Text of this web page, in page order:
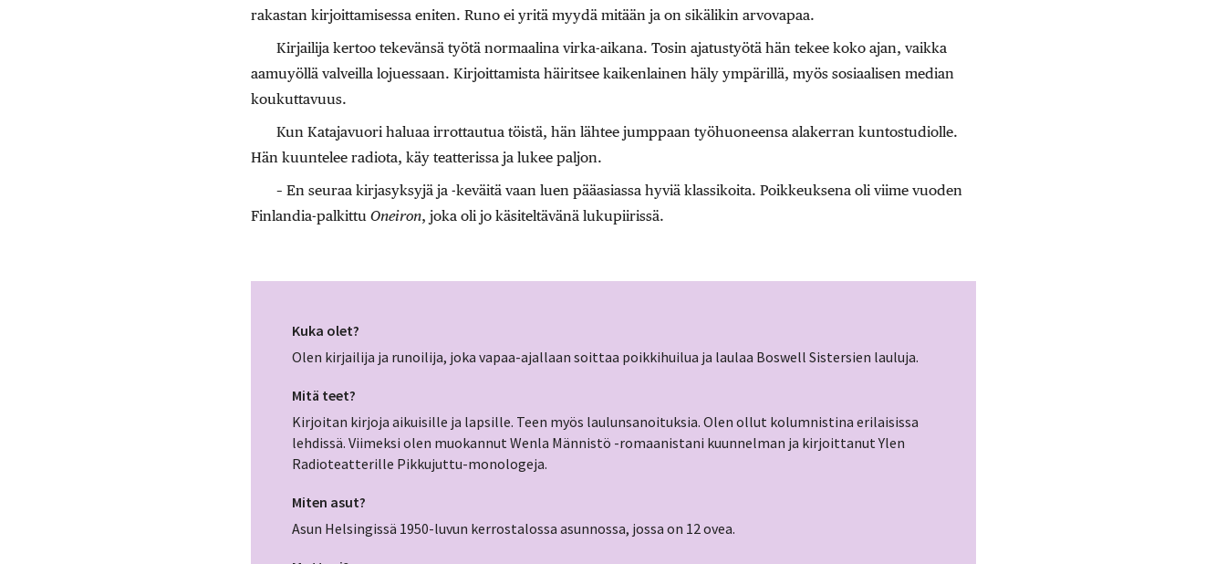
rakastan kirjoittamisessa eniten. Runo ei yritä myydä mitään ja on sikälikin arvovapaa.
Kirjailija kertoo tekevänsä työtä normaalina virka-aikana. Tosin ajatustyötä hän tekee koko ajan, vaikka
aamuyöllä valveilla lojuessaan. Kirjoittamista häiritsee kaikenlainen häly ympärillä, myös sosiaalisen median
koukuttavuus.
Kun Katajavuori haluaa irrottautua töistä, hän lähtee jumppaan työhuoneensa alakerran kuntostudiolle.
Hän kuuntelee radiota, käy teatterissa ja lukee paljon.
– En seuraa kirjasyksyjä ja -keväitä vaan luen pääasiassa hyviä klassikoita. Poikkeuksena oli viime vuoden
Finlandia-palkittu Oneiron, joka oli jo käsiteltävänä lukupiirissä.
Kuka olet?
Olen kirjailija ja runoilija, joka vapaa-ajallaan soittaa poikkihuilua ja laulaa Boswell Sistersien lauluja.
Mitä teet?
Kirjoitan kirjoja aikuisille ja lapsille. Teen myös laulunsanoituksia. Olen ollut kolumnistina erilaisissa
lehdissä. Viimeksi olen muokannut Wenla Männistö -romaanistani kuunnelman ja kirjoittanut Ylen
Radioteatterille Pikkujuttu-monologeja.
Miten asut?
Asun Helsingissä 1950-luvun kerrostalossa asunnossa, jossa on 12 ovea.